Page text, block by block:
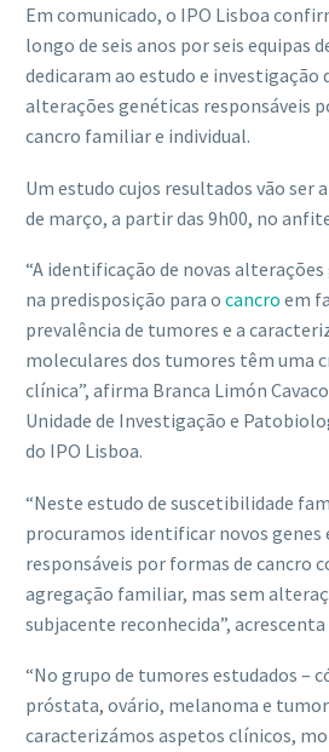
Em comunicado, o IPO Lisboa
longo de seis anos por seis equipas
dedicaram ao estudo e investigação
alterações genéticas responsáveis
cancro familiar e individual.
Um estudo cujos resultados vão ser
de março, a partir das 9h00, no
“A identificação de novas
na predisposição para o cancro em
prevalência de tumores e a
moleculares dos tumores têm uma
clínica”, afirma Branca Limón
Unidade de Investigação e
do IPO Lisboa.
“Neste estudo de suscetibilidade
procuramos identificar novos genes
responsáveis por formas de cancro
agregação familiar, mas sem
subjacente reconhecida”,
“No grupo de tumores estudados –
próstata, ovário, melanoma e
caracterizámos aspetos clínicos,